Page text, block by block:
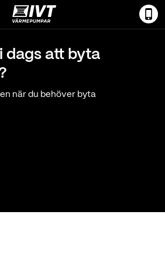
dags att byta
när du behöver byta